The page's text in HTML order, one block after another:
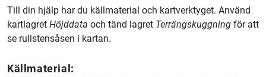
Till din hjälp har du källmaterial och kartverktyget. Använd
kartlagret Höjddata och tänd lagret Terrängskuggning för att
se rullstensåsen i kartan.
Källmaterial: